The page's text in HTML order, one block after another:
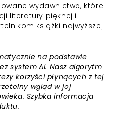
wydawnictwo, które
literatury pięknej i
książki najwyższej
na podstawie
system AI. Nasz algorytm
korzyści płynących z tej
wgląd w jej
Szybka informacja